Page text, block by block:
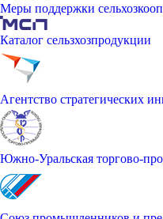
Меры поддержки
Каталог сельзхозпродукции
Агентство стратегических
Южно-Уральская торгово-